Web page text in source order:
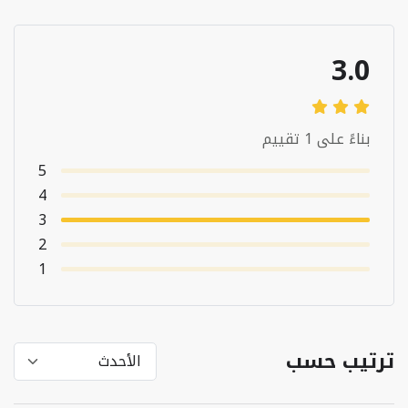
3.0
بناءً على 1 تقييم
5
4
3
2
1
ترتيب حسب